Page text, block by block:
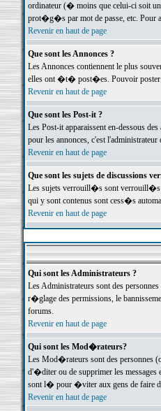
ordinateur (� moins que celui-ci soit
prot�g�s par mot de passe, etc. Pour
Revenir en haut de page
Que sont les Annonces ?
Les Annonces contiennent le plus
elles ont �t� post�es. Pouvoir poster
Revenir en haut de page
Que sont les Post-it ?
Les Post-it apparaissent en-dessous
pour les annonces, c'est
Revenir en haut de page
Que sont les sujets de discussions
Les sujets verrouill�s sont verrouill�s
qui y sont contenus sont cess�s
Revenir en haut de page
Qui sont les Administrateurs ?
Les Administrateurs sont des
r�glage des permissions, le
forums.
Revenir en haut de page
Qui sont les Mod�rateurs?
Les Mod�rateurs sont des personnes
d'�diter ou de supprimer les
sont l� pour �viter aux gens de faire
Revenir en haut de page